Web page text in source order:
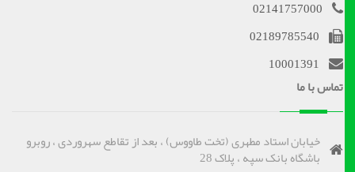
02141757000
02189785540
10001391
تماس با ما
خیابان استاد مطهری (تخت طاووس) ، بعد از تقاطع سهروردی ، روبرو
باشگاه بانک سپه ، پلاک 28